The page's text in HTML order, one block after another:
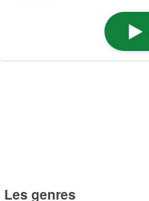
Les genres